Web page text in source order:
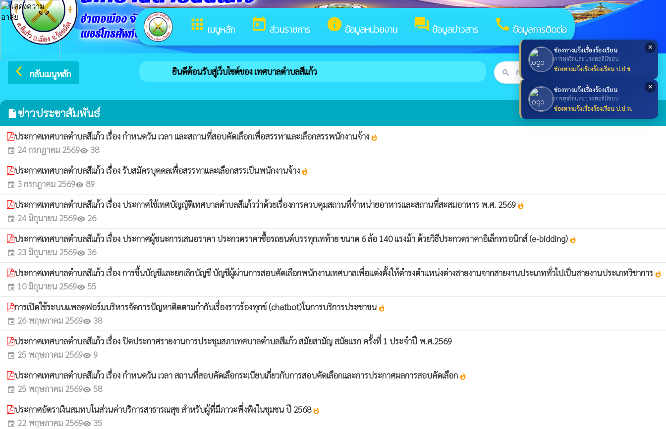
✕
ช่องทางแจ้งเรื่องร้องเรียน
การทุจริตและประพฤติมิชอบ
ช่องทางแจ้งเรื่องร้องเรียน ป.ป.ช.
✕
ช่องทางแจ้งเรื่องร้องเรียน
การทุจริตและประพฤติมิชอบ
ช่องทางแจ้งเรื่องร้องเรียน ป.ป.ท.
apps เมนูหลัก today ส่วนราชการ info ข้อมูลหน่วยงาน forum ข้อมูลข่าวสาร call ข้อมูลการติดต่อ
อำเภอเมือง จังหวัดร้อยเอ็ด
เบอร์โทรศัพท์ติดต่อ 043654722
arrow_back_ios กลับเมนูหลัก ยินดีต้อนรับสู่เว็บไซต์ของ เทศบาลตำบลสีแก้ว search searchค้นหา
insert_drive_fileข่าวประชาสัมพันธ์
ประกาศเทศบาลตำบลสีแก้ว เรื่อง กำหนดวัน เวลา และสถานที่สอบคัดเลือกเพื่อสรรหาและเลือกสรรพนักงานจ้าง whatshot
event 24 กรกฎาคม 2569visibility 38
ประกาศเทศบาลตำบลสีแก้ว เรื่อง รับสมัครบุคคลเพื่อสรรหาและเลือกสรรเป็นพนักงานจ้าง whatshot
event 3 กรกฎาคม 2569visibility 89
ประกาศเทศบาลตำบลสีแก้ว เรื่อง ประกาศใช้เทศบัญญัติเทศบาลตำบลสีแก้วว่าด้วยเรื่องการควบคุมสถานที่จำหน่ายอาหารและสถานที่สะสมอาหาร พ.ศ. 2569 whatshot
event 24 มิถุนายน 2569visibility 26
ประกาศเทศบาลตำบลสีแก้ว เรื่อง ประกาศผู้ชนะการเสนอราคา ประกวดราคาซื้อรถยนต์บรรทุกเทท้าย ขนาด 6 ล้อ 140 แรงม้า ด้วยวิธีประกวดราคาอิเล็กทรอนิกส์ (e-bidding) whatshot
event 23 มิถุนายน 2569visibility 36
ประกาศเทศบาลตำบลสีแก้ว เรื่อง การขึ้นบัญชีและยกเลิกบัญชี บัญชีผู้ผ่านการสอบคัดเลือกพนักงานเทศบาลเพื่อแต่งตั้งให้ดำรงตำแหน่งต่างสายงานจากสายงานประเภททั่วไปเป็นสายงานประเภทวิชาการ whatshot
event 10 มิถุนายน 2569visibility 55
การเปิดใช้ระบบแพลตฟอร์มบริหารจัดการปัญหาติดตามกำกับเรื่องราวร้องทุกข์ (chatbot)ในการบริการประชาชน whatshot
event 26 พฤษภาคม 2569visibility 38
ประกาศเทศบาลตำบลสีแก้ว เรื่อง ปิดประกาศรายงานการประชุมสภาเทศบาลตำบลสีแก้ว สมัยสามัญ สมัยแรก ครั้งที่ 1 ประจำปี พ.ศ.2569
event 25 พฤษภาคม 2569visibility 9
ประกาศเทศบาลตำบลสีแก้ว เรื่อง กำหนดวัน เวลา สถานที่สอบคัดเลือกระเบียบเกี่ยวกับการสอบคัดเลือกและการประกาศผลการสอบคัดเลือก whatshot
event 25 พฤษภาคม 2569visibility 58
ประกาศอัตราเงินสมทบในส่วนค่าบริการสาธารณสุข สำหรับผู้ที่มีภาวะพึ่งพิงในชุมชน ปี 2568whatshot
event 22 พฤษภาคม 2569visibility 35